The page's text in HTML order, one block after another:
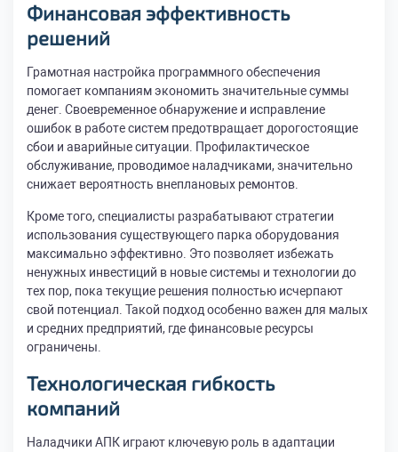
Финансовая эффективность
решений
Грамотная настройка программного обеспечения
помогает компаниям экономить значительные суммы
денег. Своевременное обнаружение и исправление
ошибок в работе систем предотвращает дорогостоящие
сбои и аварийные ситуации. Профилактическое
обслуживание, проводимое наладчиками, значительно
снижает вероятность внеплановых ремонтов.
Кроме того, специалисты разрабатывают стратегии
использования существующего парка оборудования
максимально эффективно. Это позволяет избежать
ненужных инвестиций в новые системы и технологии до
тех пор, пока текущие решения полностью исчерпают
свой потенциал. Такой подход особенно важен для малых
и средних предприятий, где финансовые ресурсы
ограничены.
Технологическая гибкость
компаний
Наладчики АПК играют ключевую роль в адаптации